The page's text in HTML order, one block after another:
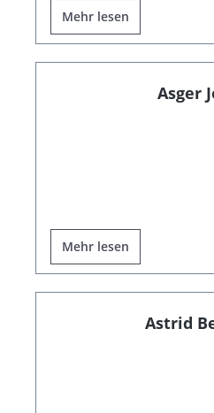
Mehr lesen
Asger
Mehr lesen
Astrid